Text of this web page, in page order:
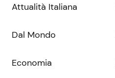
Attualità Italiana
Dal Mondo
Economia